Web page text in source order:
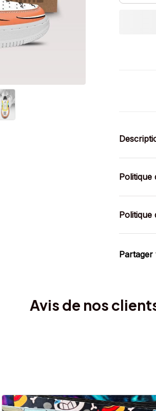
Politique
Politique
Partager
Avis de nos